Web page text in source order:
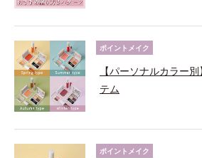
ポイントメイク
【パーソナルカラー
テム
ポイントメイク